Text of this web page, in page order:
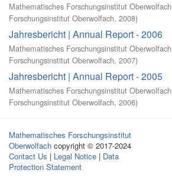
Mathematisches Forschungsinstitut Oberwolfach
Forschungsinstitut Oberwolfach, 2008)
Jahresbericht | Annual Report - 2006
Mathematisches Forschungsinstitut Oberwolfach
Forschungsinstitut Oberwolfach, 2007)
Jahresbericht | Annual Report - 2005
Mathematisches Forschungsinstitut Oberwolfach
Forschungsinstitut Oberwolfach, 2006)
Mathematisches Forschungsinstitut
Oberwolfach copyright © 2017-2024
Contact Us | Legal Notice | Data
Protection Statement